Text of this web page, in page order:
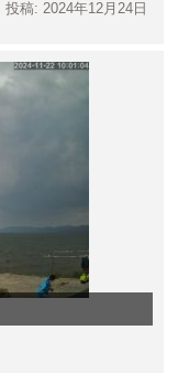
投稿: 2024年12月24日